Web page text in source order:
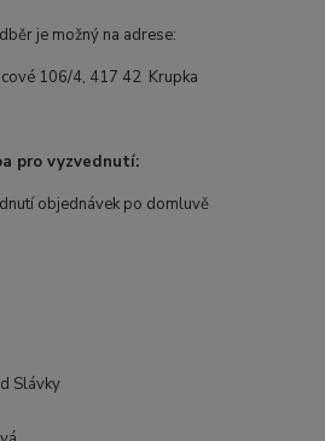
je možný na adrese:
106/4, 417 42 Krupka
pro vyzvednutí:
objednávek po domluvě
Slávky